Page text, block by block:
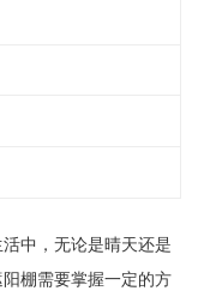
中，无论是晴天还是
棚需要掌握一定的方